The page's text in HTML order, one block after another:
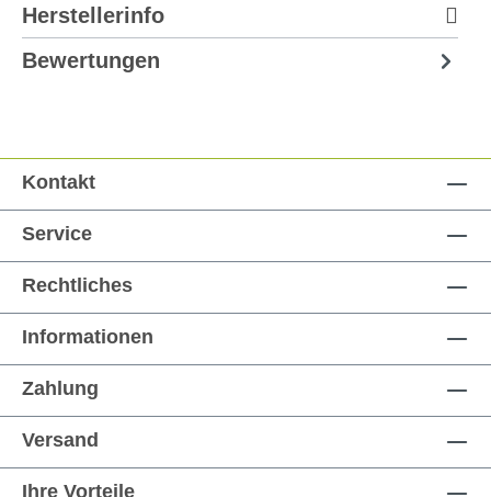
Herstellerinfo
Bewertungen
Kontakt
Service
Rechtliches
Informationen
Zahlung
Versand
Ihre Vorteile